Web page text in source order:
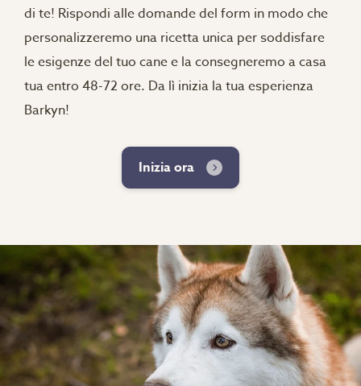
di te! Rispondi alle domande del form in modo che
personalizzeremo una ricetta unica per soddisfare
le esigenze del tuo cane e la consegneremo a casa
tua entro 48-72 ore. Da lì inizia la tua esperienza
Barkyn!
Inizia ora